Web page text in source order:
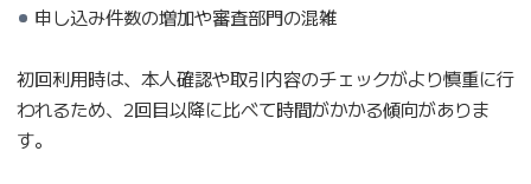
申し込み件数の増加や審査部門の混雑
初回利用時は、本人確認や取引内容のチェックがより慎重に行
われるため、2回目以降に比べて時間がかかる傾向がありま
す。